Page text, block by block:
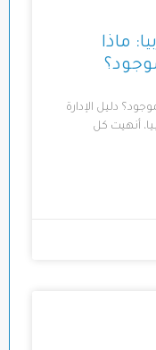
ماذا
دليل الإدارة
أنهيت كل